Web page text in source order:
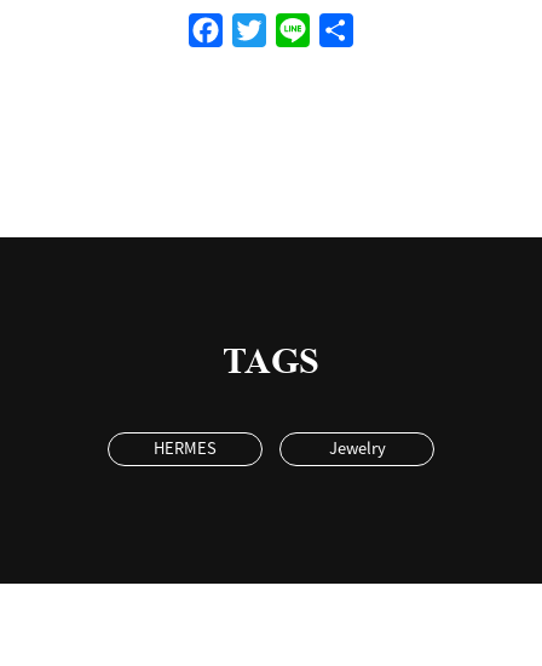
FacebookTwitterLine
TAGS
HERMES Jewelry